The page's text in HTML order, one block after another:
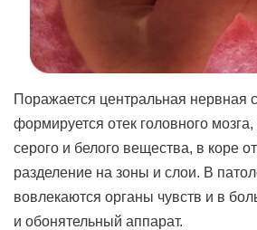
Поражается центральная нервная
формируется отек головного
серого и белого вещества, в коре
разделение на зоны и слои. В
вовлекаются органы чувств и в
и обонятельный аппарат.